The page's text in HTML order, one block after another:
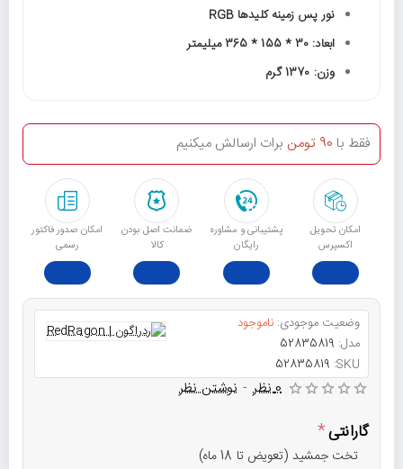
نور پس زمینه کلیدها RGB
ابعاد: 30 * 155 * 365 میلیمتر
وزن: 1370 گرم
امکان تحویل
اکسپرس
پشتیبانی و مشاوره
رایگان
ﺿﻤﺎﻧﺖ اﺻﻞ ﺑﻮدن
ﮐﺎﻟﺎ
امکان صدور فاکتور
رسمی
فقط با 90 تومن برات ارسالش میکنیم
وضعیت موجودی: ناموجود
مدل: 52835819
SKU:
52835819
0 نظر - نوشتن نظر
گارانتی
تخت جمشید (تعویض تا 18 ماه)